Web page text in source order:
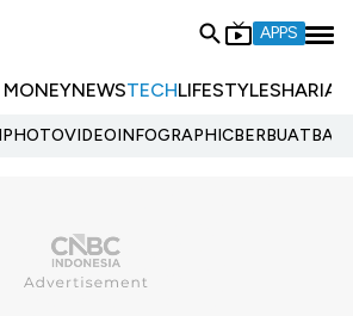
APPS
MONEYNEWSTECHLIFESTYLESHARIA
PHOTOVIDEOINFOGRAPHIC